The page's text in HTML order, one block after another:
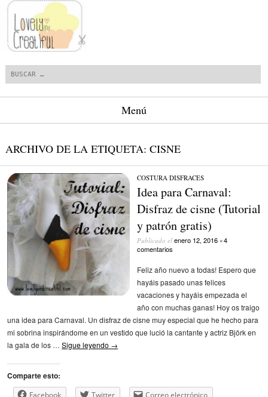
Menú
ARCHIVO DE LA ETIQUETA: CISNE
COSTURA/DISFRACES
Idea para Carnaval:
Disfraz de cisne (Tutorial
y patrón gratis)
Publicado el enero 12, 2016 •4
comentarios
Feliz año nuevo a todas! Espero que
hayáis pasado unas felices
vacaciones y hayáis empezada el
año con muchas ganas! Hoy os traigo
una idea para Carnaval. Un disfraz de cisne muy especial que he hecho para
mi sobrina inspirándome en un vestido que lució la cantante y actriz Björk en
la gala de los … Sigue leyendo →
Comparte esto: